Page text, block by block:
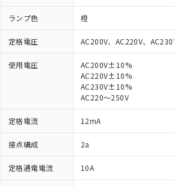
ランプ色 橙
定格電圧 AC200V、AC220V、AC230V
使用電圧
AC200V±10%
AC220V±10%
AC230V±10%
AC220～250V
定格電流 12mA
接点構成 2a
定格通電電流 10A
み：EU RoHS指令（10物質）の
対応した製品が提供可能な商品で
EU RoHS指令（10物質）の非含
した製品に切り替える予定のある
なし：EU RoHS指令（10物質）の